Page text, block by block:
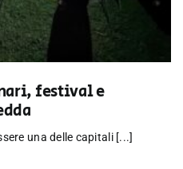
festival e
una delle capitali [...]